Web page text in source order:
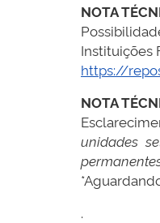
NOTA
Instituições
https://
NOTA
unidades
.